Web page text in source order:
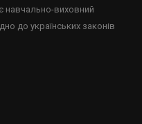
навчально-виховний
до українських законів